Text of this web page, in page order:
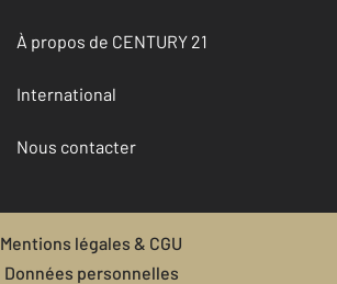
À propos de CENTURY 21
International
Nous contacter
Mentions légales & CGU
Données personnelles